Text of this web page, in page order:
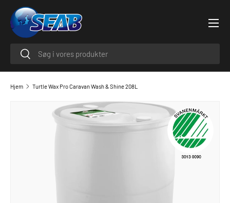
SPRING TIL INDHOLD
SøgeSøge
Menu
Hjem Turtle Wax Pro Caravan Wash & Shine 208L
GÅ TIL PRODUKTINFORMATION